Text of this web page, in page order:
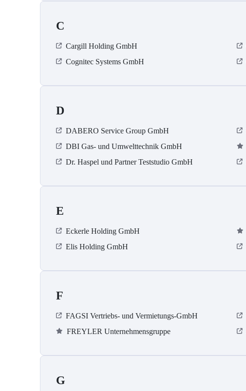
C
Cargill Holding GmbH
Cognitec Systems GmbH
D
DABERO Service Group GmbH
DBI Gas- und Umwelttechnik GmbH
Dr. Haspel und Partner Teststudio GmbH
E
Eckerle Holding GmbH
Elis Holding GmbH
F
FAGSI Vertriebs- und Vermietungs-GmbH
FREYLER Unternehmensgruppe
G